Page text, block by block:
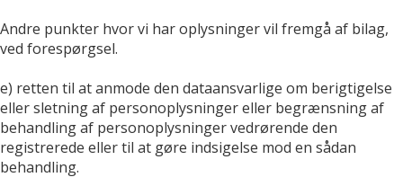
Andre punkter hvor vi har oplysninger vil fremgå af bilag,
ved forespørgsel.
e) retten til at anmode den dataansvarlige om berigtigelse
eller sletning af personoplysninger eller begrænsning af
behandling af personoplysninger vedrørende den
registrerede eller til at gøre indsigelse mod en sådan
behandling.